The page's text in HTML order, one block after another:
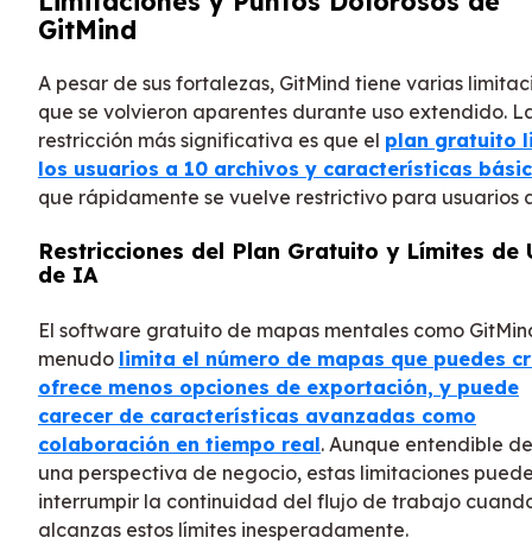
GitMind
A pesar de sus fortalezas, GitMind tiene varias
que se volvieron aparentes durante uso extendido.
restricción más significativa es que el plan gratuito
los usuarios a 10 archivos y características
que rápidamente se vuelve restrictivo para usuarios
Restricciones del Plan Gratuito y Límites de
de IA
El software gratuito de mapas mentales como
menudo limita el número de mapas que puedes
ofrece menos opciones de exportación, y puede
carecer de características avanzadas como
colaboración en tiempo real. Aunque entendible
una perspectiva de negocio, estas limitaciones
interrumpir la continuidad del flujo de trabajo
alcanzas estos límites inesperadamente.